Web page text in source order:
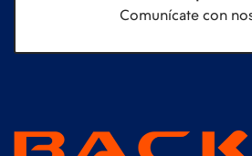
Comunícate con